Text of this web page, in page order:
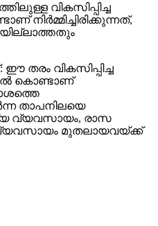
വികസിപ്പിച്ച
നിർമ്മിച്ചിരിക്കുന്നത്,
ഈ തരം വികസിപ്പിച്ച
കൊണ്ടാണ്
താപനിലയെ
വ്യവസായം, രാസ
മുതലായവയ്ക്ക്